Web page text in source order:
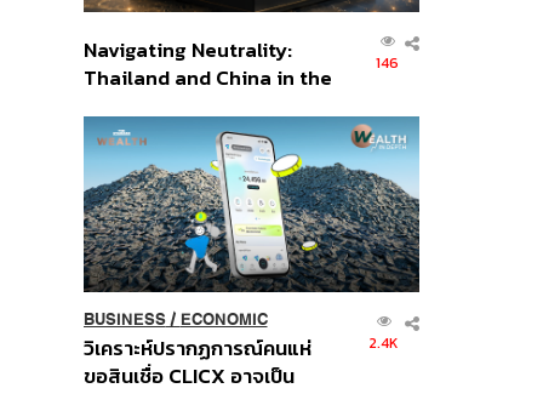
Navigating Neutrality:
Thailand and China in the
Order
146
BUSINESS/ ECONOMIC
วิเคราะห์ปรากฏการณ์คนแห่
ขอสินเชื่อ CLICX อาจเป็น
2.4K